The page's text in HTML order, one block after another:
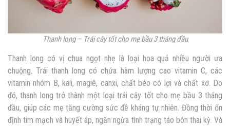
Thanh long – Trái cây tốt cho mẹ bầu 3 tháng đầu
Thanh long có vị chua ngọt nhẹ là loại hoa quả nhiều người ưa
chuộng. Trái thanh long có chứa hàm lượng cao vitamin C, các
vitamin nhóm B, kali, magiê, canxi, chất béo có lợi và chất xơ. Do
đó, thanh long trở thành một loại trái cây tốt cho mẹ bầu 3 tháng
đầu, giúp các mẹ tăng cường sức đề kháng tự nhiên. Đồng thời ổn
định tim mạch và huyết áp, ngăn ngừa tình trạng táo bón thai kỳ. Và